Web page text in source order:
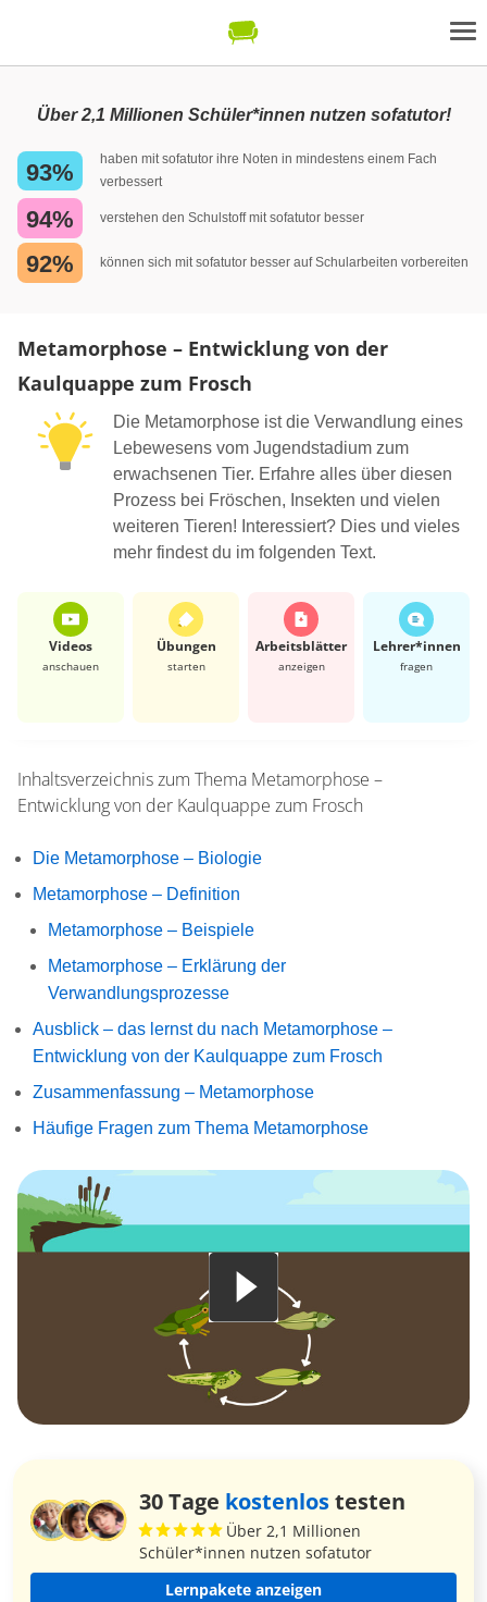
Über 2,1 Millionen Schüler*innen nutzen sofatutor!
93%
haben mit sofatutor ihre Noten in mindestens einem Fach
verbessert
94% verstehen den Schulstoff mit sofatutor besser
92% können sich mit sofatutor besser auf Schularbeiten vorbereiten
Metamorphose – Entwicklung von der
Kaulquappe zum Frosch
Die Metamorphose ist die Verwandlung eines
Lebewesens vom Jugendstadium zum
erwachsenen Tier. Erfahre alles über diesen
Prozess bei Fröschen, Insekten und vielen
weiteren Tieren! Interessiert? Dies und vieles
mehr findest du im folgenden Text.
Videos
anschauen
Übungen
starten
Arbeits­blätter
anzeigen
Lehrer*​innen
fragen
Inhaltsverzeichnis zum Thema Metamorphose –
Entwicklung von der Kaulquappe zum Frosch
Die Metamorphose – Biologie
Metamorphose – Definition
Metamorphose – Beispiele
Metamorphose – Erklärung der
Verwandlungsprozesse
Ausblick – das lernst du nach Metamorphose –
Entwicklung von der Kaulquappe zum Frosch
Zusammenfassung – Metamorphose
Häufige Fragen zum Thema Metamorphose
30 Tage kostenlostesten
Über 2,1 Millionen
Schüler*innen nutzen sofatutor
Lernpakete anzeigen